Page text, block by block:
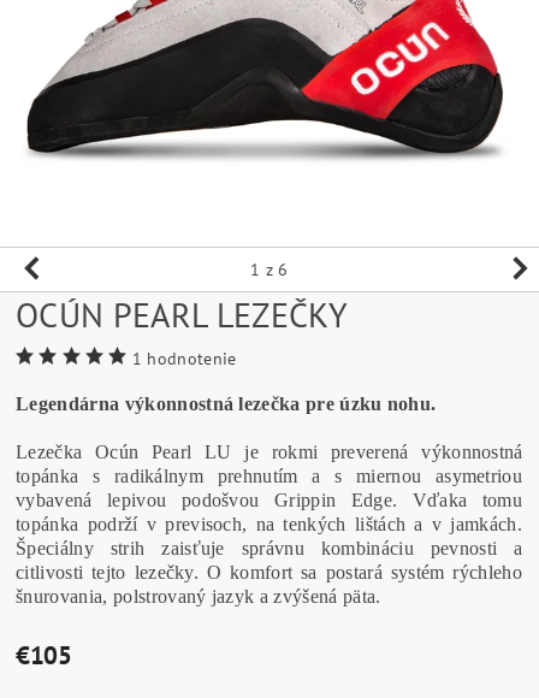
1 z 6
OCÚN PEARL LEZEČKY
1 hodnotenie
Legendárna výkonnostná lezečka pre úzku nohu.
Lezečka Ocún Pearl LU je rokmi preverená výkonnostná
topánka s radikálnym prehnutím a s miernou asymetriou
vybavená lepivou podošvou Grippin Edge. Vďaka tomu
topánka podrží v previsoch, na tenkých lištách a v jamkách.
Špeciálny strih zaisťuje správnu kombináciu pevnosti a
citlivosti tejto lezečky. O komfort sa postará systém rýchleho
šnurovania, polstrovaný jazyk a zvýšená päta.
€105